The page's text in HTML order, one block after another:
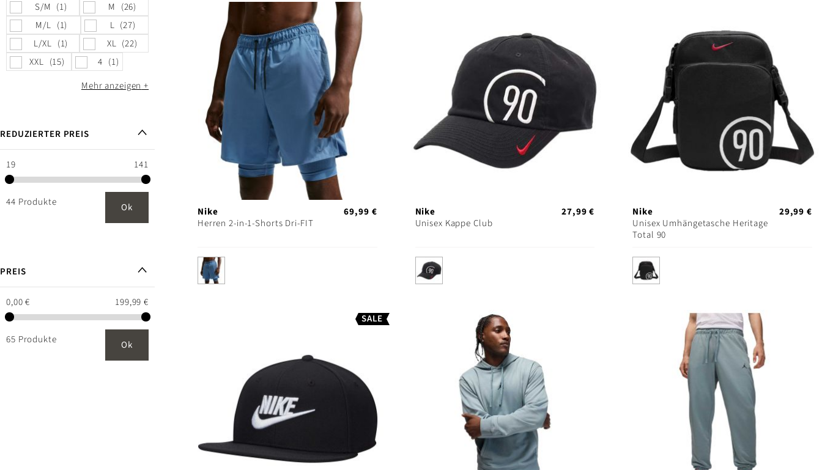
Nike
Herren 2-in-1-Shorts Dri-FIT
69,99 €
Nike
Unisex Kappe Club
27,99 €
Nike
Unisex Umhängetasche Heritage
Total 90
29,99 €
SALE
S/M
1 M
26
M/L
1 L
27
L/XL
1 XL
22
XXL
15 4
1
Mehr anzeigen
REDUZIERTER PREIS
19 141
44 Produkte Ok
PREIS
0,00 € 199,99 €
65 Produkte Ok